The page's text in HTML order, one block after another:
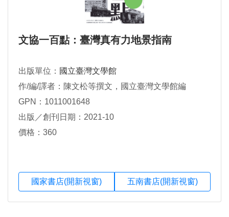
文協一百點：臺灣真有力地景指南
出版單位： 國立臺灣文學館
作/編/譯者：陳文松等撰文，國立臺灣文學館編
GPN：1011001648
出版／創刊日期：2021-10
價格：360
國家書店(開新視窗) 五南書店(開新視窗)